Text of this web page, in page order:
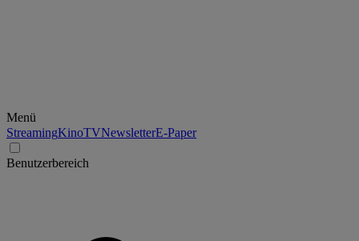
Menü
StreamingKinoTVNewsletterE-Paper
Benutzerbereich